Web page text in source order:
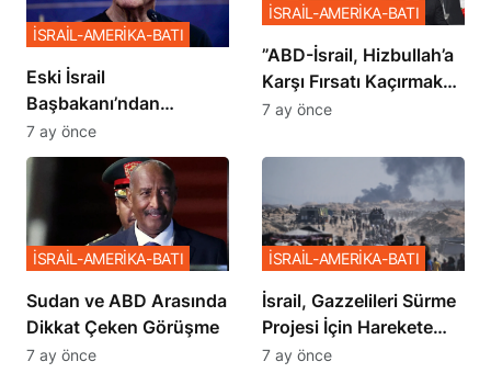
Eski İsrail
Başbakanı’ndan
Netanyahu’ya Ağır
Sözler
İSRAİL-AMERİKA-BATI
7 ay önce
​​​​​​​”ABD-İsrail, Hizbullah’a
Karşı Fırsatı Kaçırmak
İstemiyor”
İSRAİL-AMERİKA-BATI
7 ay önce
Sudan ve ABD Arasında
Dikkat Çeken Görüşme
İSRAİL-AMERİKA-BATI
7 ay önce
İsrail, Gazzelileri Sürme
Projesi İçin Harekete
Geçti
İSRAİL-AMERİKA-BATI
7 ay önce